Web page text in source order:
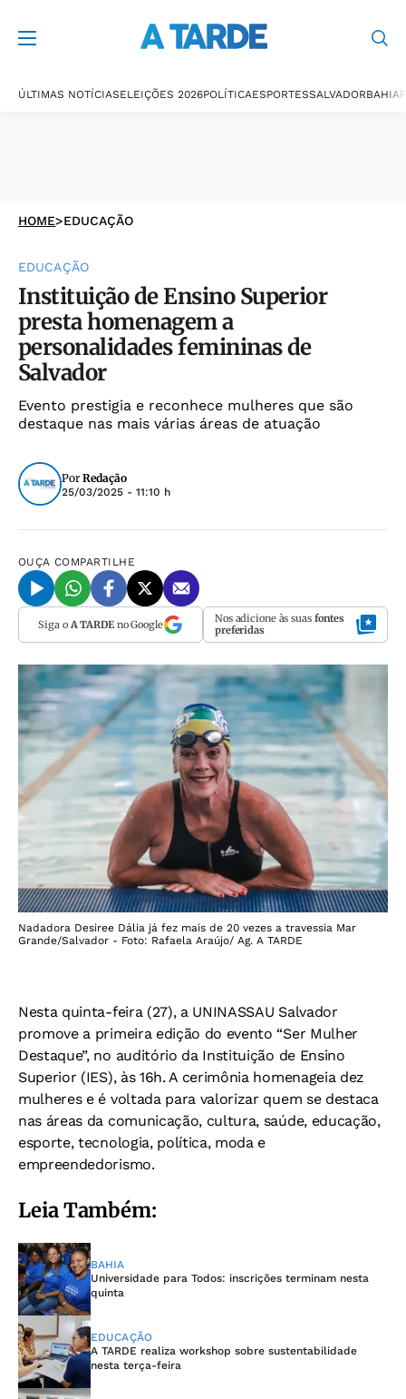
ÚLTIMAS NOTÍCIASELEIÇÕES 2026POLÍTICAESPORTESSALVADORBAHIA
HOME>EDUCAÇÃO
EDUCAÇÃO
Instituição de Ensino Superior
presta homenagem a
personalidades femininas de
Salvador
Evento prestigia e reconhece mulheres que são
destaque nas mais várias áreas de atuação
Por Redação
25/03/2025 - 11:10 h
OUÇA COMPARTILHE
Siga o A TARDEno Google Nos adicione às suas fontes
preferidas
Nadadora Desiree Dália já fez mais de 20 vezes a travessia Mar
Grande/Salvador - Foto: Rafaela Araújo/ Ag. A TARDE
Nesta quinta-feira (27), a UNINASSAU Salvador
promove a primeira edição do evento “Ser Mulher
Destaque”, no auditório da Instituição de Ensino
Superior (IES), às 16h. A cerimônia homenageia dez
mulheres e é voltada para valorizar quem se destaca
nas áreas da comunicação, cultura, saúde, educação,
esporte, tecnologia, política, moda e
empreendedorismo.
Leia Também:
BAHIA
Universidade para Todos: inscrições terminam nesta
quinta
EDUCAÇÃO
A TARDE realiza workshop sobre sustentabilidade
nesta terça-feira